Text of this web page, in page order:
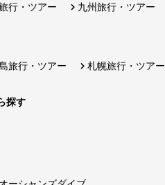
行・ツアー 九州旅行・ツアー
旅行・ツアー 札幌旅行・ツアー
探す